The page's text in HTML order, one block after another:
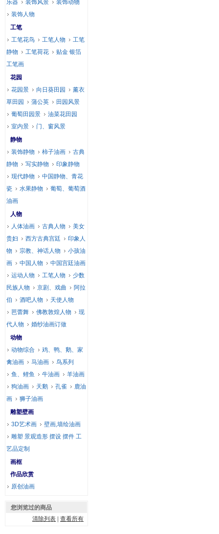
乐器 装饰风景
装饰动物
装饰人物
工笔
工笔花鸟
工笔人物
工笔
静物
工笔荷花
贴金 银箔
工笔画
花园
花园景
向日葵田园
薰衣
草田园
蒲公英
田园风景
葡萄田园景
油菜花田园
室内景
门、窗风景
静物
装饰静物
柿子油画
古典
静物
写实静物
印象静物
现代静物
中国静物、青花
瓷
水果静物
葡萄、葡萄酒
油画
人物
人体油画
古典人物
美女
贵妇
西方古典宫廷
印象人
物
宗教、神话人物
小孩油
画
中国人物
中国宫廷油画
运动人物
工笔人物
少数
民族人物
京剧、戏曲
阿拉
伯
酒吧人物
天使人物
芭蕾舞
佛教敦煌人物
现
代人物
婚纱油画订做
动物
动物综合
鸡、鸭、鹅、家
禽油画
马油画
鸟系列
鱼、鲤鱼
牛油画
羊油画
狗油画
天鹅 孔雀
鹿油
画
狮子油画
雕塑壁画
3D艺术画
壁画,墙绘油画
雕塑 景观造形 摆设 摆件 工
艺品定制
画框
作品欣赏
原创油画
您浏览过的商品
清除列表 |查看所有